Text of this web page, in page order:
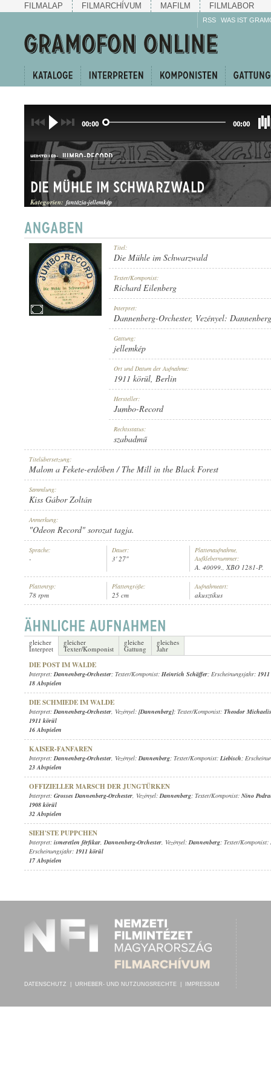
FILMALAP FILMARCHÍVUM MAFILM FILMLABOR
RSS WAS IST
00:00 00:00
DANNENBERG-ORCHESTER
RICHARD EILENBERG
GATTUNG: JELLEMKÉP
HERSTELLER: JUMBO-RECORD
PLATTENAUFNAHME: A. 40099.
Die Mühle im Schwarzwald
Kategorien: fantázia-jellemkép
Titel:
Die Mühle im Schwarzwald
Texter/Komponist:
Richard Eilenberg
Interpret:
Dannenberg-Orchester, Vezényel: Dannenberg
Gattung:
jellemkép
Ort und Datum der Aufnahme:
1911 körül, Berlin
Hersteller:
Jumbo-Record
Rechtsstatus:
szabadmű
Titelübersetzung:
Malom a Fekete-erdőben / The Mill in the Black Forest
Sammlung:
Kiss Gábor Zoltán
Anmerkung:
"Odeon Record" sorozat tagja.
Sprache:
-
Dauer:
3' 27"
Plattenaufnahme,
Aufklebernummer:
A. 40099., XBO 1281-P.
Plattentyp:
78 rpm
Plattengröße:
25 cm
Aufnahmeart:
akusztikus
gleicher
Interpret
gleicher
Texter/Komponist
gleiche
Gattung
gleiches
Jahr
DIE POST IM WALDE
Interpret:Dannenberg-Orchester; Texter/Komponist: Heinrich Schäffer; Erscheinungsjahr:
18 Abspielen
DIE SCHMIEDE IM WALDE
Interpret:Dannenberg-Orchester, Vezényel: [Dannenberg]; Texter/Komponist: Theodor Michaelis
1911 körül
16 Abspielen
KAISER-FANFAREN
Interpret:Dannenberg-Orchester, Vezényel:Dannenberg; Texter/Komponist: Liebisch;
23 Abspielen
OFFIZIELLER MARSCH DER JUNGTÜRKEN
Interpret: Grosses Dannenberg-Orchester, Vezényel:Dannenberg; Texter/Komponist: Nino
1908 körül
32 Abspielen
SIEH'STE PUPPCHEN
Interpret: ismeretlen férfikar,Dannenberg-Orchester, Vezényel:Dannenberg; Texter/Komponist:
Erscheinungsjahr: 1911 körül
17 Abspielen
DATENSCHUTZ URHEBER- UND NUTZUNGSRECHTE IMPRESSUM